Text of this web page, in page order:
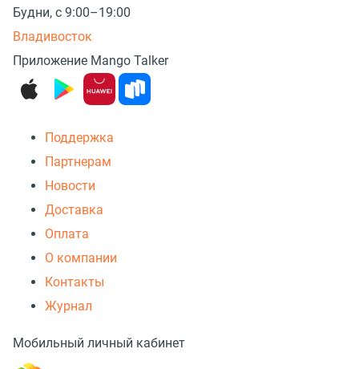
Будни, с 9:00–19:00
Владивосток
Приложение Mango Talker
Поддержка
Партнерам
Новости
Доставка
Оплата
О компании
Контакты
Журнал
Мобильный личный кабинет